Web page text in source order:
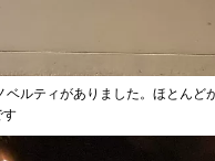
ベルティがありました。ほとん
す